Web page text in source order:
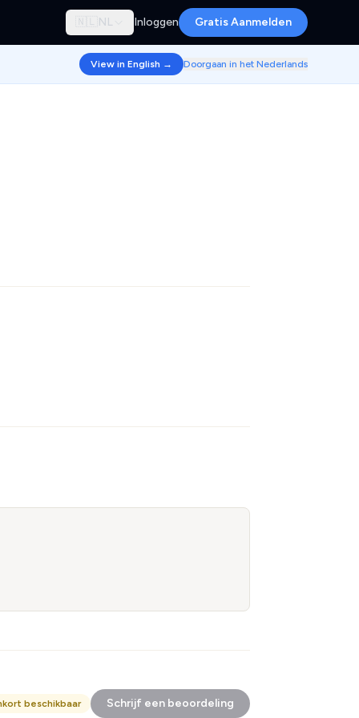
🇳🇱 NL Inloggen Gratis Aanmelden
View in English → Doorgaan in het Nederlands
beschikbaar Schrijf een beoordeling